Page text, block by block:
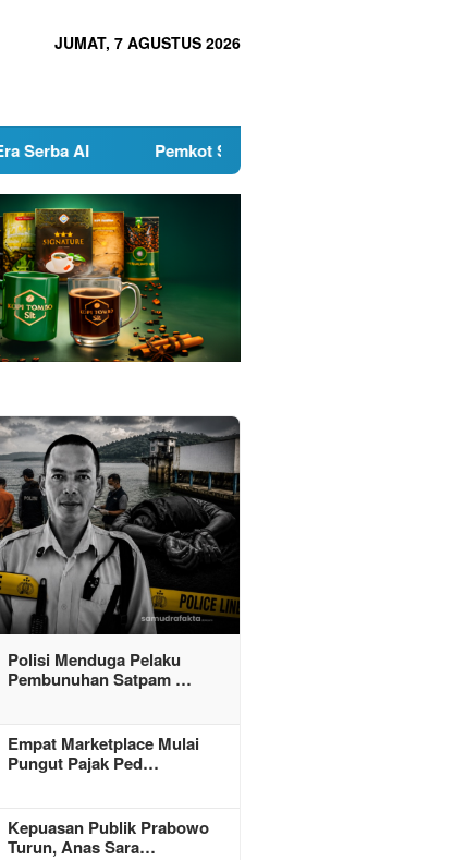
JUMAT, 7 AGUSTUS 2026
Pemkot Surabaya Buka Pendaftaran Calon
Polisi Menduga Pelaku
Pembunuhan Satpam …
Empat Marketplace Mulai
Pungut Pajak Ped…
Kepuasan Publik Prabowo
Turun, Anas Sara…